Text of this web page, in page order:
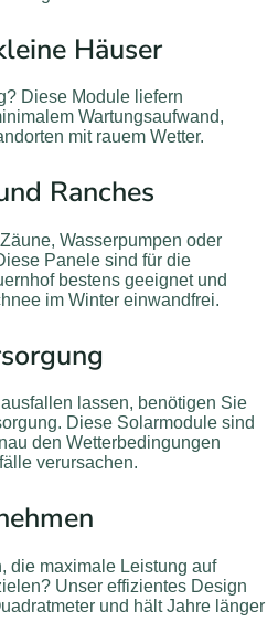
Häuser
Diese Module liefern
Wartungsaufwand,
mit rauem Wetter.
Ranches
Wasserpumpen oder
Panele sind für die
bestens geeignet und
im Winter einwandfrei.
lassen, benötigen Sie
Diese Solarmodule sind
den Wetterbedingungen
verursachen.
die maximale Leistung auf
Unser effizientes Design
und hält Jahre länger